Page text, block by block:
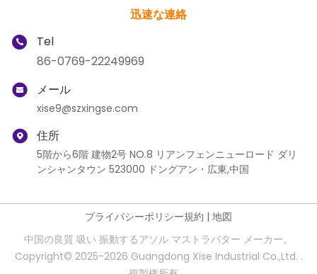
迅速な連絡
Tel
86-0769-22249969
メール
xise9@szxingse.com
住所
5階から6階 建物2号 NO.8 リアンフェンニューロード ダリ
ンシャンタウン 523000 ドングアン・広東,中国
プライバシーポリシー規約 | 地図
中国の良質 吸い 振動するアソル マストラバター メーカー。
Copyright© 2025-2026 Guangdong Xise Industrial Co.,Ltd. .